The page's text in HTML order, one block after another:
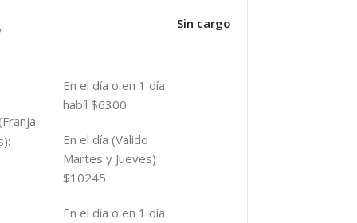
Sin cargo
En el día o en 1 día
habíl $6300
En el día (Valido
Martes y Jueves)
$10245
En el día o en 1 día